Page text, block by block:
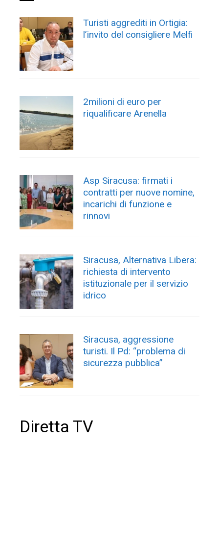
Turisti aggrediti in Ortigia:
l’invito del consigliere Melfi
2milioni di euro per
riqualificare Arenella
Asp Siracusa: firmati i
contratti per nuove nomine,
incarichi di funzione e
rinnovi
Siracusa, Alternativa Libera:
richiesta di intervento
istituzionale per il servizio
idrico
Siracusa, aggressione
turisti. Il Pd: “problema di
sicurezza pubblica”
Diretta TV